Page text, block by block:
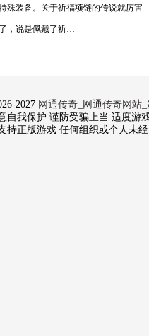
殊装备。关于祈福项链的传说就厉害
了，说是佩戴了祈…
2027 网通传奇_网通传奇网站
自我保护 谨防受骗上当 适度游
持正版游戏 任何组织或个人未